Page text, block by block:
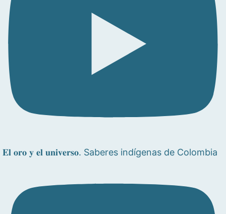
𝐄𝐥 𝐨𝐫𝐨 𝐲 𝐞𝐥 𝐮𝐧𝐢𝐯𝐞𝐫𝐬𝐨. Saberes indígenas de Colombia